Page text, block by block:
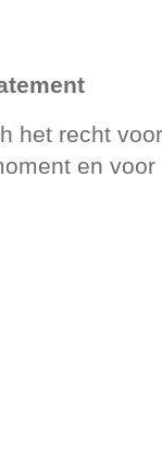
het recht
en